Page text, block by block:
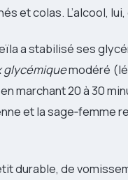
et colas. L’alcool, lui,
a stabilisé ses
glycémiquemodéré
marchant 20 à 30
et la sage‑femme
durable, de